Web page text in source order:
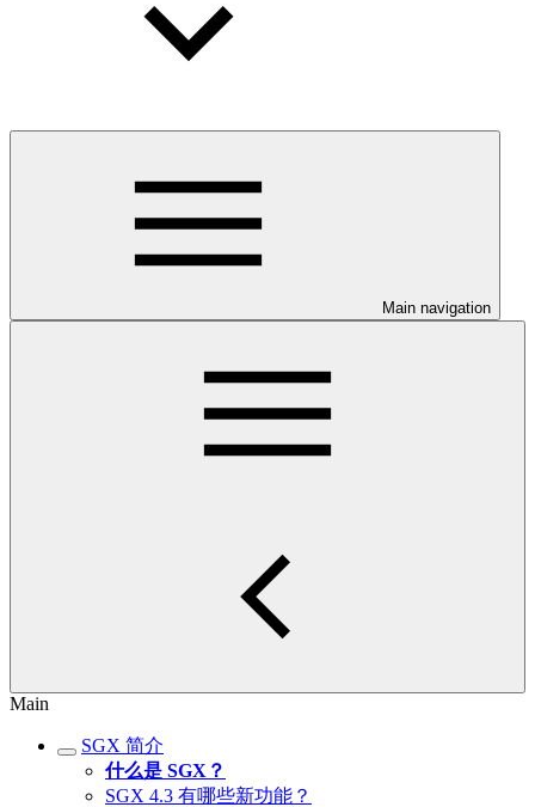
Main navigation
Main
SGX 简介
什么是 SGX？
SGX 4.3 有哪些新功能？